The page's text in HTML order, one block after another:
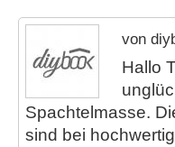
von
Hallo
Spachtelmasse.
sind bei